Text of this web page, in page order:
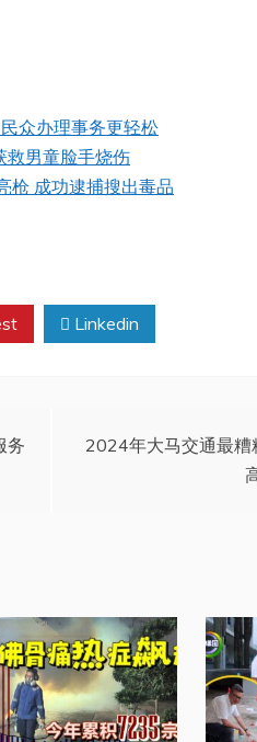
众办理事务更轻松
救男童脸手烧伤
枪 成功逮捕搜出毒品
Linkedin
务
2024年大马交通最糟